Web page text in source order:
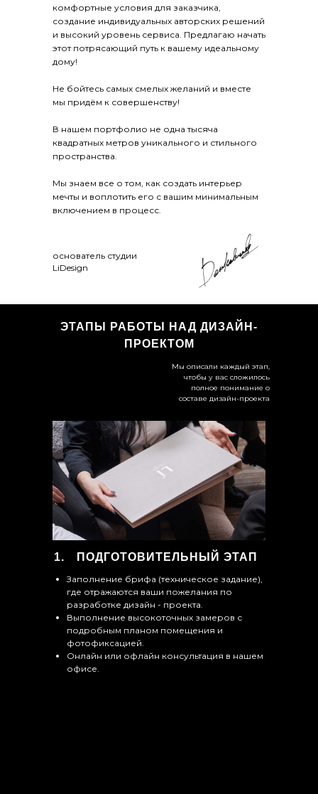
основатель студии
LiDesign
комфортные условия для заказчика,
создание индивидуальных авторских решений
и высокий уровень сервиса. Предлагаю начать
этот потрясающий путь к вашему идеальному
дому!
Не бойтесь самых смелых желаний и вместе
мы придём к совершенству!
В нашем портфолио не одна тысяча
квадратных метров уникального и стильного
пространства.
Мы знаем все о том, как создать интерьер
мечты и воплотить его с вашим минимальным
включением в процесс.
ПОДГОТОВИТЕЛЬНЫЙ ЭТАП
Заполнение брифа (техническое задание),
где отражаются ваши пожелания по
разработке дизайн - проекта.
Выполнение высокоточных замеров с
подробным планом помещения и
фотофиксацией.
Онлайн или офлайн консультация в нашем
офисе.
ЭТАПЫ РАБОТЫ НАД ДИЗАЙН-
ПРОЕКТОМ
Мы описали каждый этап,
чтобы у вас сложилось
полное понимание о
составе дизайн-проекта